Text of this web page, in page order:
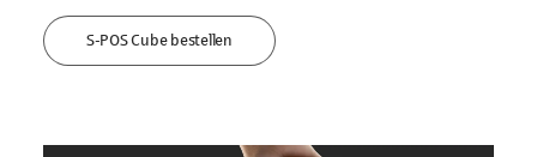
S-POS Cube bestellen